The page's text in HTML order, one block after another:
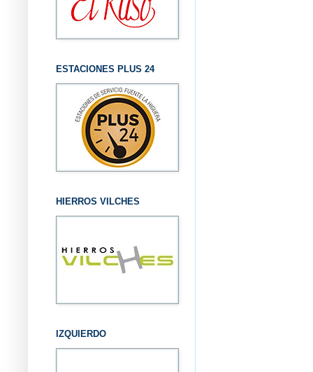
ESTACIONES PLUS 24
HIERROS VILCHES
IZQUIERDO